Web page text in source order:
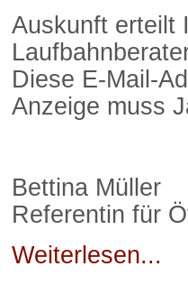
Auskunft erteilt
Diese E-Mail-
Anzeige muss
Bettina Müller
Referentin für
Weiterlesen...